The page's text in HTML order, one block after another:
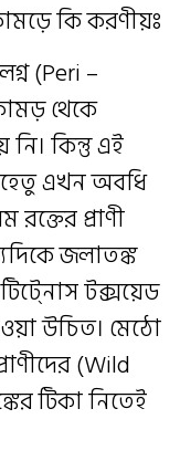
কি করণীয়ঃ
(Peri –
থেকে
নি। কিন্তু এই
এখন অবধি
প্রাণী
জলাতঙ্ক
টক্সয়েড
উচিত। মেঠো
(Wild
টিকা নিতেই